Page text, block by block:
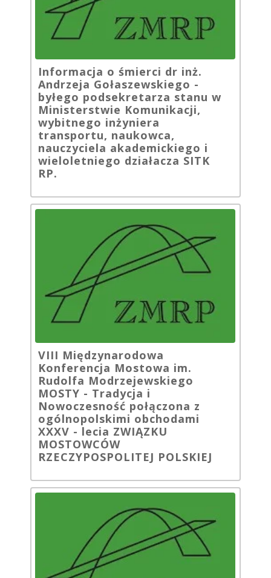
Informacja o śmierci dr inż.
Andrzeja Gołaszewskiego -
byłego podsekretarza stanu w
Ministerstwie Komunikacji,
wybitnego inżyniera
transportu, naukowca,
nauczyciela akademickiego i
wieloletniego działacza SITK
RP.
VIII Międzynarodowa
Konferencja Mostowa im.
Rudolfa Modrzejewskiego
MOSTY - Tradycja i
Nowoczesność połączona z
ogólnopolskimi obchodami
XXXV - lecia ZWIĄZKU
MOSTOWCÓW
RZECZYPOSPOLITEJ POLSKIEJ